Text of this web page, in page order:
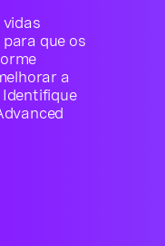
que os
a
Identifique